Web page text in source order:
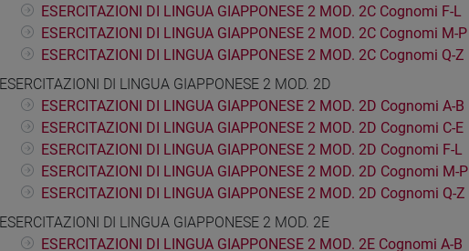
ESERCITAZIONI DI LINGUA GIAPPONESE 2 MOD. 2C Cognomi F-L
ESERCITAZIONI DI LINGUA GIAPPONESE 2 MOD. 2C Cognomi M-P
ESERCITAZIONI DI LINGUA GIAPPONESE 2 MOD. 2C Cognomi Q-Z
ESERCITAZIONI DI LINGUA GIAPPONESE 2 MOD. 2D
ESERCITAZIONI DI LINGUA GIAPPONESE 2 MOD. 2D Cognomi A-B
ESERCITAZIONI DI LINGUA GIAPPONESE 2 MOD. 2D Cognomi C-E
ESERCITAZIONI DI LINGUA GIAPPONESE 2 MOD. 2D Cognomi F-L
ESERCITAZIONI DI LINGUA GIAPPONESE 2 MOD. 2D Cognomi M-P
ESERCITAZIONI DI LINGUA GIAPPONESE 2 MOD. 2D Cognomi Q-Z
ESERCITAZIONI DI LINGUA GIAPPONESE 2 MOD. 2E
ESERCITAZIONI DI LINGUA GIAPPONESE 2 MOD. 2E Cognomi A-B